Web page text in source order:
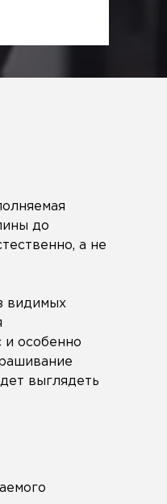
до
а не
видимых
и особенно
выглядеть